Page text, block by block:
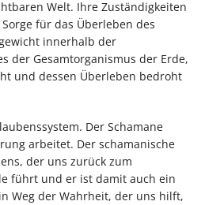
Welt. Ihre Zuständigkeiten
für das Überleben des
innerhalb der
der Gesamtorganismus der Erde,
und dessen Überleben bedroht
Der Schamane
arbeitet. Der schamanische
der uns zurück zum
führt und er ist damit auch ein
Weg der Wahrheit, der uns hilft,